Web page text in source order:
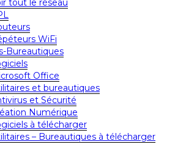
tout le réseau
WiFi
Bureautiques
Office
et bureautiques
et Sécurité
Numérique
à télécharger
– Bureautiques à télécharger